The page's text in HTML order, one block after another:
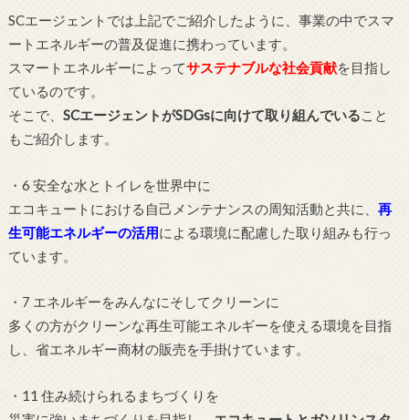
SCエージェントでは上記でご紹介したように、事業の中でスマ
ートエネルギーの普及促進に携わっています。
スマートエネルギーによってサステナブルな社会貢献を目指し
ているのです。
そこで、 SCエージェントがSDGsに向けて取り組んでいること
もご紹介します。
・6 安全な水とトイレを世界中に
エコキュートにおける自己メンテナンスの周知活動と共に、 再
生可能エネルギーの活用による環境に配慮した取り組みも行っ
ています。
・7 エネルギーをみんなにそしてクリーンに
多くの方がクリーンな再生可能エネルギーを使える環境を目指
し、省エネルギー商材の販売を手掛けています。
・11 住み続けられるまちづくりを